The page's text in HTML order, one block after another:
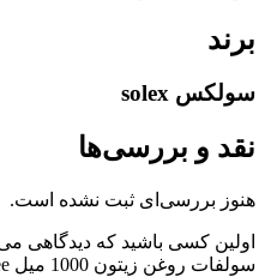
برند
سولکس solex
نقد و بررسی‌ها
هنوز بررسی‌ای ثبت نشده است.
اولین کسی باشید که دیدگاهی
سولفات روغن زیتون 1000 میل solex sulfat free”